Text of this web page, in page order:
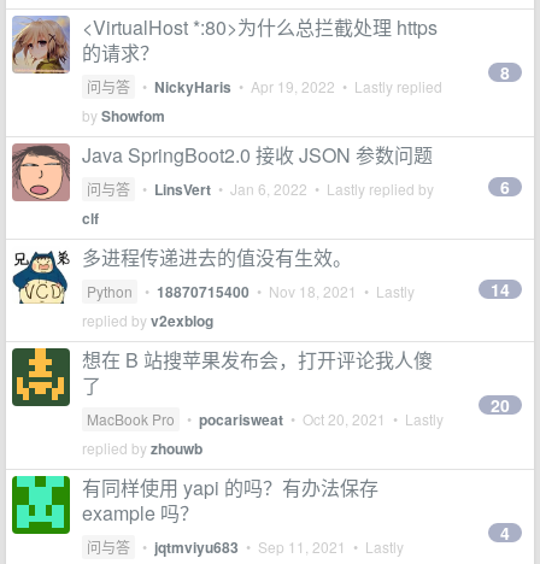
<VirtualHost *:80>为什么总拦截处理 https
的请求？
问与答 • NickyHaris • Apr 19, 2022 • Lastly replied
byShowfom
8
Java SpringBoot2.0 接收 JSON 参数问题
问与答 • LinsVert • Jan 6, 2022 • Lastly replied by
clf
6
多进程传递进去的值没有生效。
Python • 18870715400 • Nov 18, 2021 • Lastly
replied byv2exblog
14
想在 B 站搜苹果发布会，打开评论我人傻
了
MacBook Pro • pocarisweat • Oct 20, 2021 • Lastly
replied byzhouwb
20
有同样使用 yapi 的吗？有办法保存
example 吗？
问与答 • jqtmviyu683 • Sep 11, 2021 • Lastly
4